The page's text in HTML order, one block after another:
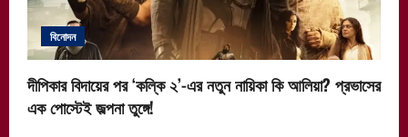
বিনোদন
দীপিকার বিদায়ের পর ‘কল্কি ২’-এর নতুন নায়িকা কি আলিয়া? প্রভাসের
এক পোস্টেই জল্পনা তুঙ্গে!